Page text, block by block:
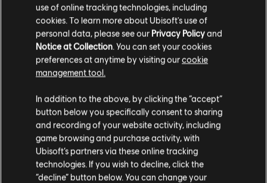
ARRANJOS
VERIFICADOS
Instrumento / Tipo de arr. Verificado
Quadro de Acordes
use of online tracking technologies, including
cookies. To learn more about Ubisoft's use of
personal data, please see our Privacy Policyand
Notice at Collection . You can set your cookies
preferences at anytime by visiting ourcookie
management tool.
In addition to the above, by clicking the “accept”
button below you specifically consent to sharing
and recording of your website activity, including
game browsing and purchase activity, with
Ubisoft’s partners via these online tracking
technologies. If you wish to decline, click the
“decline” button below. You can change your